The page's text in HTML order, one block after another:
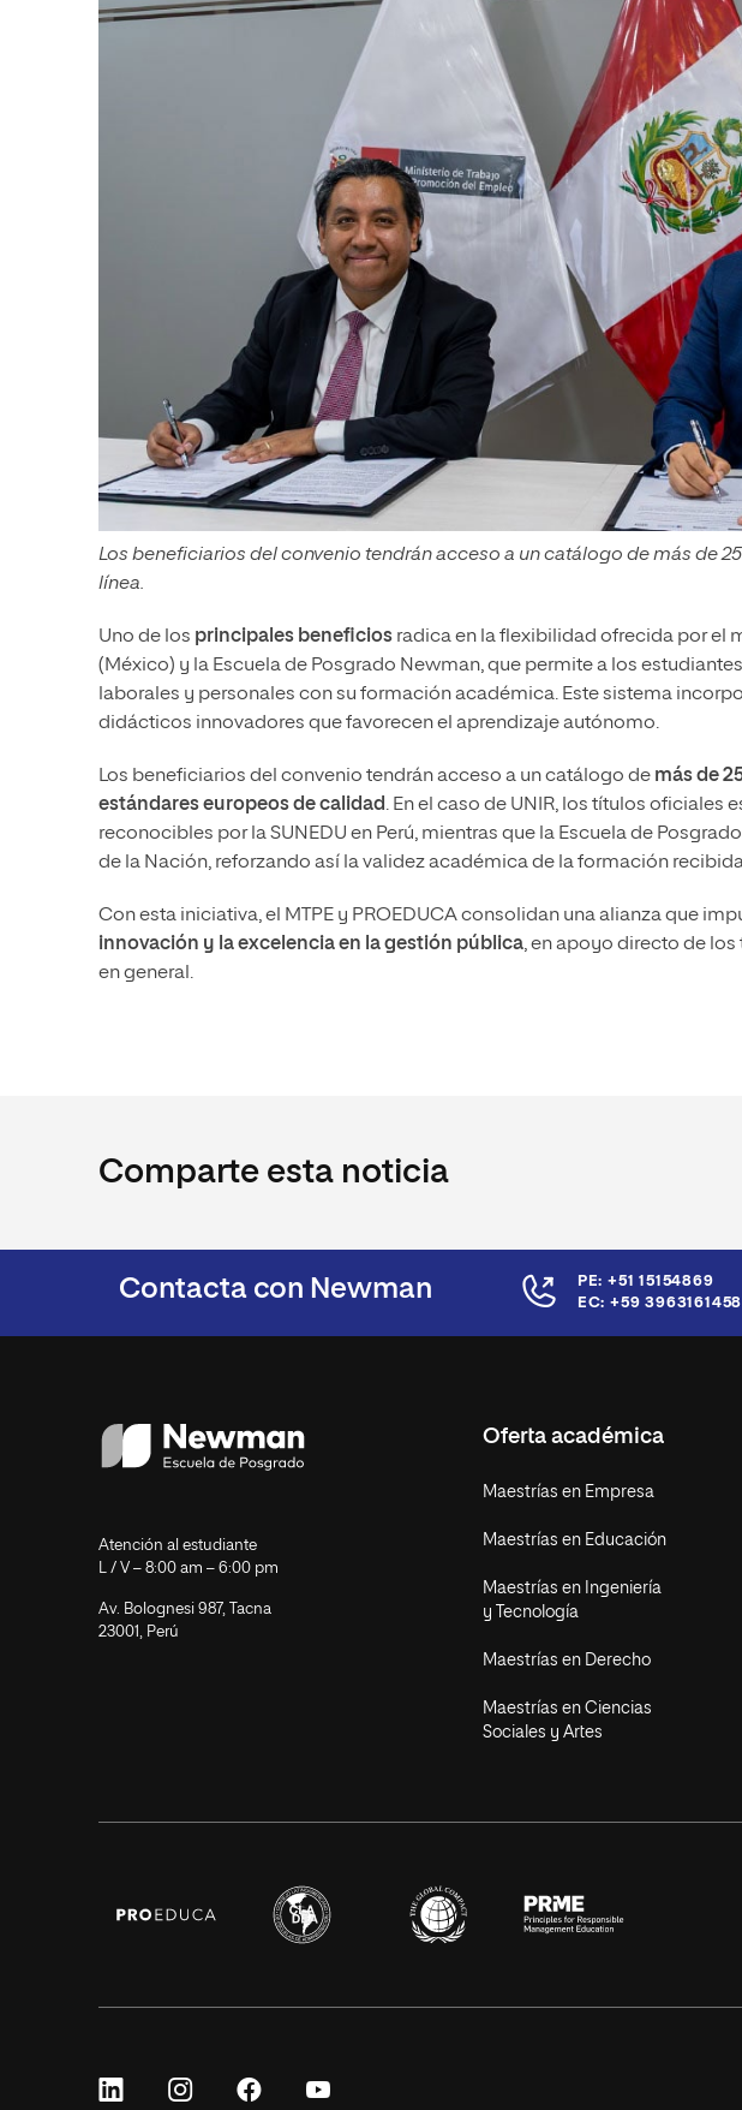
Los beneficiarios del convenio tendrán acceso a un catálogo de más de
línea.
Uno de los principales beneficios radica en la flexibilidad ofrecida por el
(México) y la Escuela de Posgrado Newman, que permite a los
laborales y personales con su formación académica. Este sistema
didácticos innovadores que favorecen el aprendizaje autónomo.
Los beneficiarios del convenio tendrán acceso a un catálogo de más de
estándares europeos de calidad. En el caso de UNIR, los títulos oficiales
reconocibles por la SUNEDU en Perú, mientras que la Escuela de
de la Nación, reforzando así la validez académica de la formación
Con esta iniciativa, el MTPE y PROEDUCA consolidan una alianza que
innovación y la excelencia en la gestión pública, en apoyo directo de
en general.
Comparte esta noticia
Contacta con Newman
PE: +51 15154869
EC: +59 3963161458
Atención al estudiante
L / V – 8:00 am – 6:00 pm
Av. Bolognesi 987, Tacna
23001, Perú
Oferta académica
Maestrías en Empresa
Maestrías en Educación
Maestrías en Ingeniería
y Tecnología
Maestrías en Derecho
Maestrías en Ciencias
Sociales y Artes
SíguenosSíguenosSíguenosSíguenos